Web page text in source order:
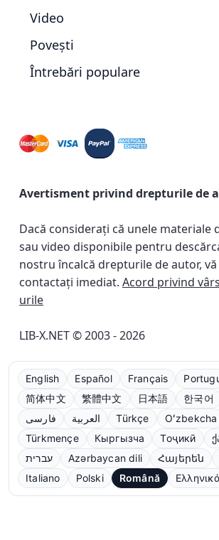
Video
Povești
Întrebări populare
Avertisment privind drepturile de
Dacă considerați că unele materiale
sau video disponibile pentru
nostru încalcă drepturile de autor,
contactați imediat. Acord privind
urile
LIB-X.NET © 2003 - 2026
English Español Français
简体中文
繁體中文 日本語 한국어
فارسی
العربية Türkçe Oʻzbekcha
Türkmençe
Кыргызча Тоҷикӣ
עברית
Azərbaycan dili Հայերեն
Italiano
Polski Română Ελληνικά